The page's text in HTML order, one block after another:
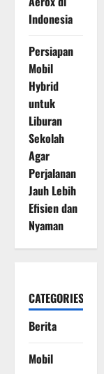
Indonesia
Persiapan
Mobil
Hybrid
untuk
Liburan
Sekolah
Agar
Perjalanan
Jauh Lebih
Efisien dan
Nyaman
CATEGORIES
Berita
Mobil